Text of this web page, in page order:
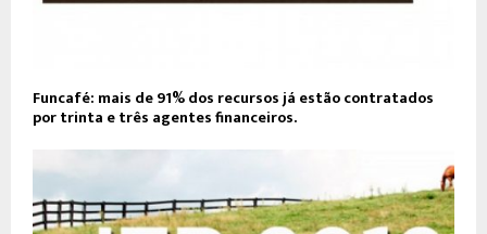
Funcafé: mais de 91% dos recursos já estão contratados
por trinta e três agentes financeiros.